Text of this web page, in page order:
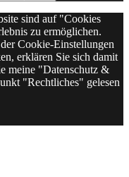
sind auf "Cookies
zu ermöglichen.
Cookie-Einstellungen
erklären Sie sich damit
meine "Datenschutz &
"Rechtliches" gelesen